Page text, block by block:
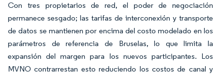
Con tres propietarios de red, el poder de negociación
permanece sesgado; las tarifas de interconexión y transporte
de datos se mantienen por encima del costo modelado en los
parámetros de referencia de Bruselas, lo que limita la
expansión del margen para los nuevos participantes. Los
MVNO contrarrestan esto reduciendo los costos de canal y